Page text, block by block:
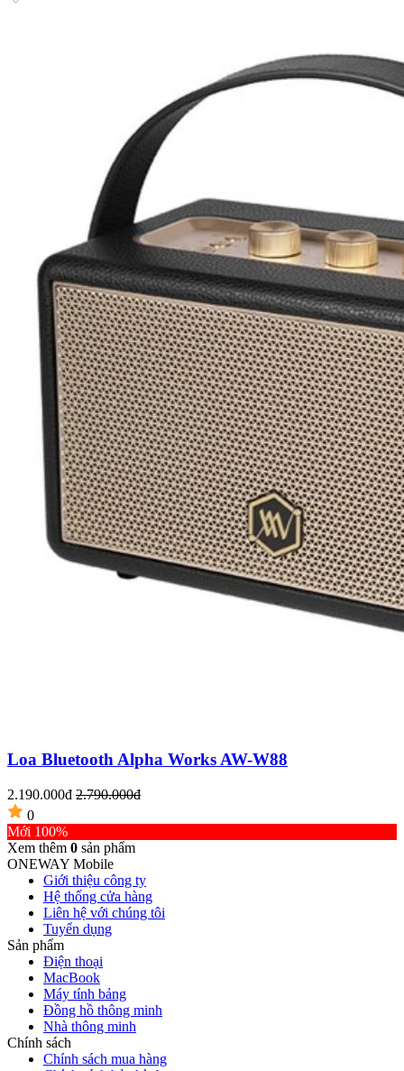
Loa Bluetooth Alpha Works AW-W88
2.190.000đ 2.790.000đ
0
Mới 100%
Xem thêm 0 sản phẩm
ONEWAY Mobile
Giới thiệu công ty
Hệ thống cửa hàng
Liên hệ với chúng tôi
Tuyển dụng
Sản phẩm
Điện thoại
MacBook
Máy tính bảng
Đồng hồ thông minh
Nhà thông minh
Chính sách
Chính sách mua hàng